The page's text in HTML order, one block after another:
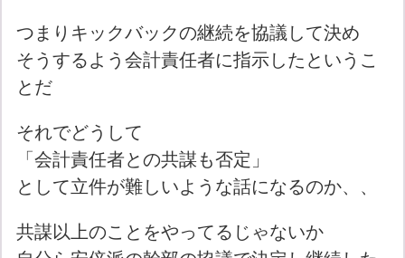
つまりキックバックの継続を協議して決め
そうするよう会計責任者に指示したというこ
とだ
それでどうして
「会計責任者との共謀も否定」
として立件が難しいような話になるのか、、
共謀以上のことをやってるじゃないか